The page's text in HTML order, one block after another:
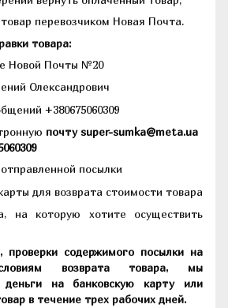
перевозчиком Новая Почта.
товара:
Новой Почты №20
Олександрович
+380675060309
почту super-sumka@meta.ua
посылки
для возврата стоимости товара
на которую хотите осуществить
проверки содержимого посылки на
возврата товара, мы
на банковскую карту или
в течение трех рабочих дней.